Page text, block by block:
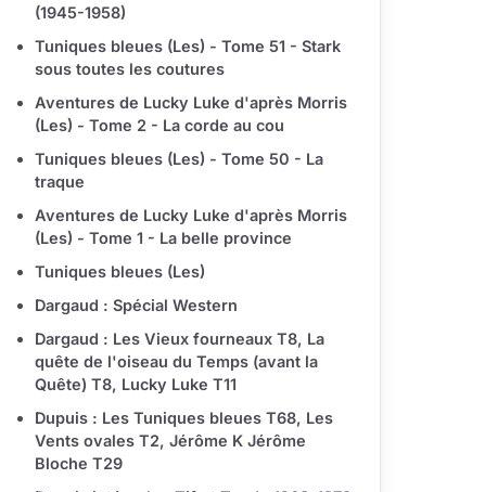
(1945-1958)
Tuniques bleues (Les) - Tome 51 - Stark
sous toutes les coutures
Aventures de Lucky Luke d'après Morris
(Les) - Tome 2 - La corde au cou
Tuniques bleues (Les) - Tome 50 - La
traque
Aventures de Lucky Luke d'après Morris
(Les) - Tome 1 - La belle province
Tuniques bleues (Les)
Dargaud : Spécial Western
Dargaud : Les Vieux fourneaux T8, La
quête de l'oiseau du Temps (avant la
Quête) T8, Lucky Luke T11
Dupuis : Les Tuniques bleues T68, Les
Vents ovales T2, Jérôme K Jérôme
Bloche T29